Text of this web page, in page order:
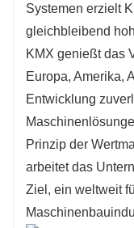
Systemen erzielt
gleichbleibend
KMX genießt das
Europa, Amerika,
Entwicklung
Prinzip der
arbeitet das
Ziel, ein weltweit